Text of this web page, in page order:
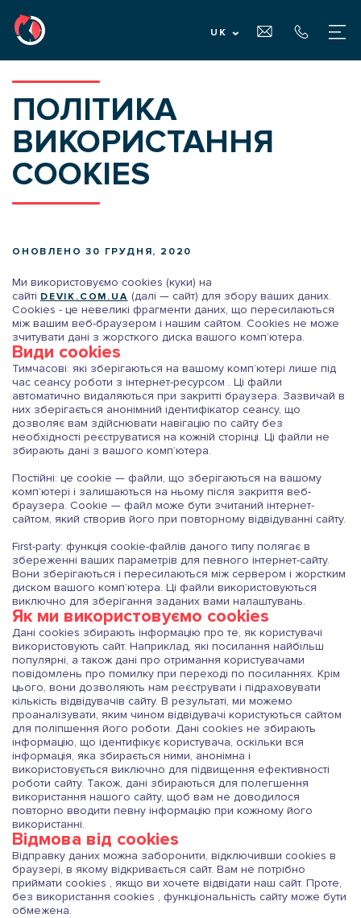
UK
ГОЛОВНА
ПРО НАС
ПОСЛУГИ
ДЛЯ ВЛАСНИКІВ ВАНТАЖУ
ДЛЯ ПЕРЕВІЗНИКІВ
КОНТАКТИ
ВАКАНСІЇ
АКЦІЇ
БЛОГ
ПОСЛУГИ
Транспортні послуги
Митно-брокерські послуги
Складська логістика
За типом транспорту
ПОЛІТИКА
ВИКОРИСТАННЯ
COOKIES
ОНОВЛЕНО 30 ГРУДНЯ, 2020
Ми використовуємо cookies (куки) на
сайті DEVIK.COM.UA (далі — сайт) для збору ваших даних.
Сookies - це невеликі фрагменти даних, що пересилаються
між вашим веб-браузером і нашим сайтом. Сookies не може
зчитувати дані з жорсткого диска вашого комп’ютера.
Види cookies
Тимчасові: які зберігаються на вашому комп’ютері лише під
час сеансу роботи з інтернет-ресурсом . Ці файли
автоматично видаляються при закритті браузера. Зазвичай в
них зберігається анонімний ідентифікатор сеансу, що
дозволяє вам здійснювати навігацію по сайту без
необхідності реєструватися на кожній сторінці. Ці файли не
збирають дані з вашого комп’ютера.
Постійні: це cookie — файли, що зберігаються на вашому
комп’ютері і залишаються на ньому після закриття веб-
браузера. Cookie — файл може бути зчитаний інтернет-
сайтом, який створив його при повторному відвідуванні сайту.
First-party: функція cookie-файлів даного типу полягає в
збереженні ваших параметрів для певного інтернет-сайту.
Вони зберігаються і пересилаються між сервером і жорстким
диском вашого комп’ютера. Ці файли використовуються
виключно для зберігання заданих вами налаштувань.
Як ми використовуємо cookies
Дані cookies збирають інформацію про те, як користувачі
використовують сайт. Наприклад, які посилання найбільш
популярні, а також дані про отримання користувачами
повідомлень про помилку при переході по посиланнях. Крім
цього, вони дозволяють нам реєструвати і підраховувати
кількість відвідувачів сайту. В результаті, ми можемо
проаналізувати, яким чином відвідувачі користуються сайтом
для поліпшення його роботи. Дані cookies не збирають
інформацію, що ідентифікує користувача, оскільки вся
інформація, яка збирається ними, анонімна і
використовується виключно для підвищення ефективності
роботи сайту. Також, дані збираються для полегшення
використання нашого сайту, щоб вам не доводилося
повторно вводити певну інформацію при кожному його
використанні.
Відмова від cookies
Відправку даних можна заборонити, відключивши cookies в
браузері, в якому відкривається сайт. Вам не потрібно
приймати cookies , якщо ви хочете відвідати наш сайт. Проте,
без використання cookies , функціональність сайту може бути
обмежена.
Ім'я *
Номер телефону *
Email
НАДІСЛАТИ ЗАЯВКУ
Оберіть послугу
Оберіть послугу
Ім'я *
Номер телефону *
Email
Написати коментар
ЗАМОВИТИ
Номер телефону *
ПЕРЕДЗВОНИТИ
0 800 200 866
0 67 670 59 52
Оберіть послугу
Оберіть послугу
Ім'я *
Номер телефону *
Email
Замовити
НАДІСЛАТИ ЗАЯВКУ
Ім'я *
Номер телефону *
Посилання на резюме
Написати коментар
ПОДАТИ РЕЗЮМЕ